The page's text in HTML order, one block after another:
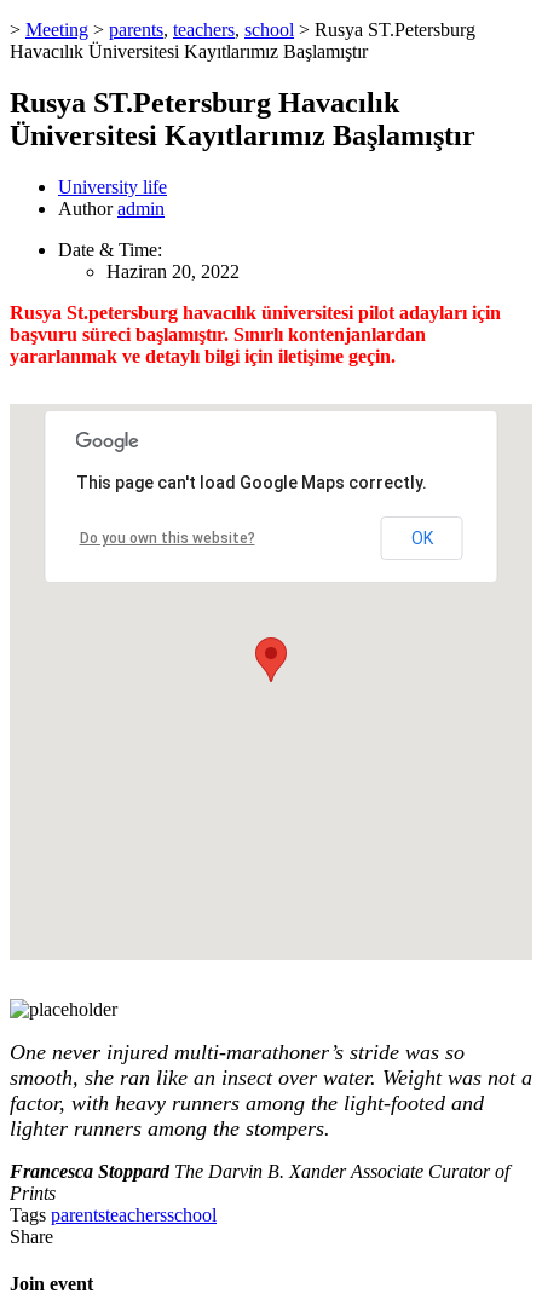
> Meeting > parents, teachers, school > Rusya ST.Petersburg
Havacılık Üniversitesi Kayıtlarımız Başlamıştır
Rusya ST.Petersburg Havacılık
Üniversitesi Kayıtlarımız Başlamıştır
University life
Authoradmin
Date & Time:
Haziran 20, 2022
Rusya St.petersburg havacılık üniversitesi pilot adayları için
başvuru süreci başlamıştır. Sınırlı kontenjanlardan
yararlanmak ve detaylı bilgi için iletişime geçin.
This page can't load Google Maps correctly.
Do you own this website? OK
One never injured multi-marathoner’s stride was so
smooth, she ran like an insect over water. Weight was not a
factor, with heavy runners among the light-footed and
lighter runners among the stompers.
Francesca StoppardThe Darvin B. Xander Associate Curator of
Prints
Tags parentsteachersschool
Share
Join event